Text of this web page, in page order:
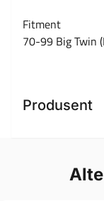
Fitment
70-99 Big Twin
Produsent